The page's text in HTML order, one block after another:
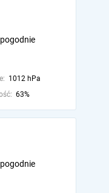
1012 hPa
63%